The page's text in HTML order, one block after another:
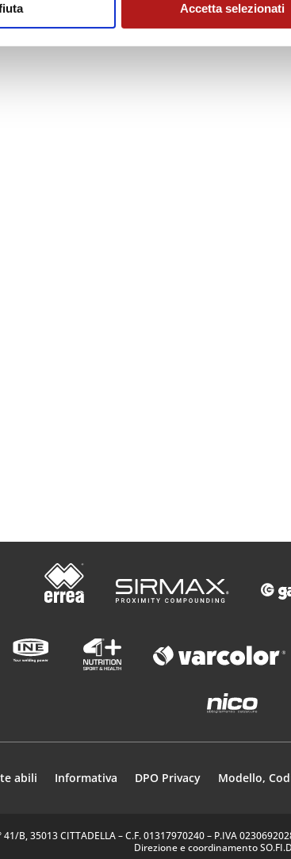
Accetta selezionati
abili Informativa DPO Privacy Modello,
B, 35013 CITTADELLA – C.F. 01317970240 – P.IVA
Direzione e coordinamento